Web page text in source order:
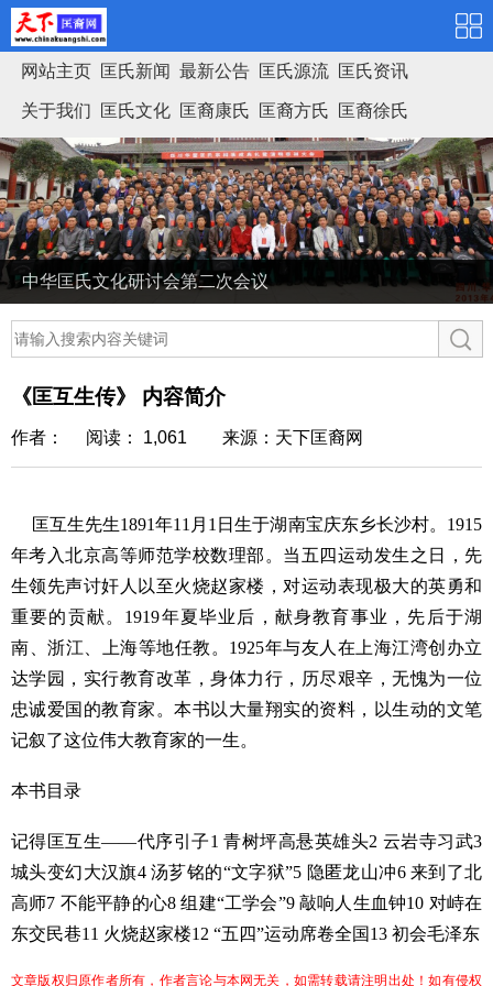
网站主页 匡氏新闻 最新公告 匡氏源流 匡氏资讯
关于我们 匡氏文化 匡裔康氏 匡裔方氏 匡裔徐氏
匡氏家谱
中华匡氏文化研讨会第二次会议
《匡互生传》 内容简介
作者： 阅读： 1,061 来源：天下匡裔网
匡互生先生1891年11 月 1 日生于湖南宝庆东乡长沙村。 1915
年考入北京高等师范学校数理部。当五四运动发生之日，先
生领先声讨奸人以至火烧赵家楼，对运动表现极大的英勇和
重要的贡献。 1919年夏毕业后，献身教育事业，先后于湖
南、浙江、上海等地任教。 1925年与友人在上海江湾创办立
达学园，实行教育改革，身体力行，历尽艰辛，无愧为一位
忠诚爱国的教育家。本书以大量翔实的资料，以生动的文笔
记叙了这位伟大教育家的一生。
本书目录
记得匡互生——代序引子1青树坪高悬英雄头2 云岩寺习武3
城头变幻大汉旗4汤芗铭的“文字狱”5 隐匿龙山冲6 来到了北
高师7 不能平静的心8组建“工学会”9 敲响人生血钟10 对峙在
东交民巷11 火烧赵家楼12 “五四”运动席卷全国13 初会毛泽东
文章版权归原作者所有，作者言论与本网无关，如需转载请注明出处！如有侵权